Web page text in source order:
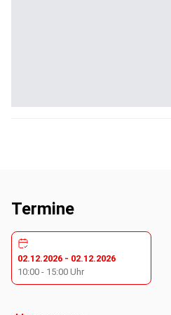
Termine
02.12.2026 - 02.12.2026
10:00 - 15:00 Uhr